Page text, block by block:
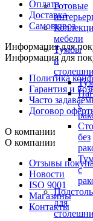
Готовые
мебели
Тумбы
и
с
без
с
для
Оплата
Доставка
Самовывоз
Информация для
Информация для
Политика
Гарантия и
Часто
Договор
О компании
О компании
Отзывы
Новости
ISO 9001
Магазины
Контакты